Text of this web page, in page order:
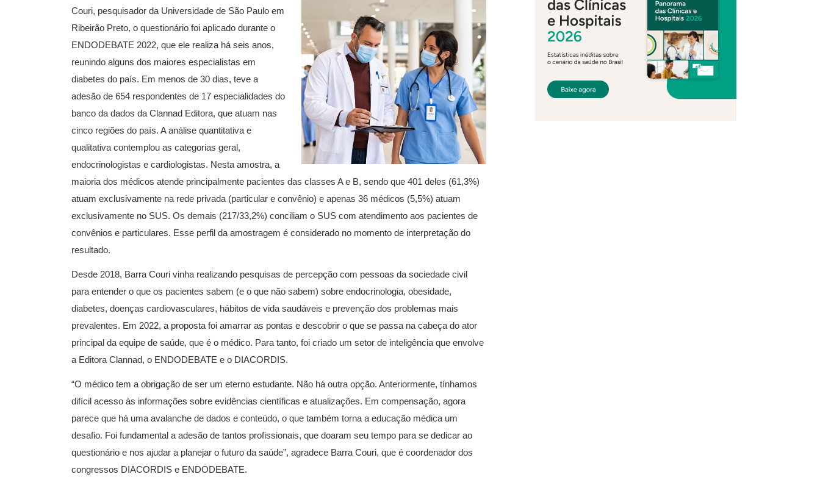
Couri, pesquisador da Universidade de São Paulo em
Ribeirão Preto, o questionário foi aplicado durante o
ENDODEBATE 2022, que ele realiza há seis anos,
reunindo alguns dos maiores especialistas em
diabetes do país. Em menos de 30 dias, teve a
adesão de 654 respondentes de 17 especialidades do
banco da dados da Clannad Editora, que atuam nas
cinco regiões do país. A análise quantitativa e
qualitativa contemplou as categorias geral,
endocrinologistas e cardiologistas. Nesta amostra, a
maioria dos médicos atende principalmente pacientes das classes A e B, sendo que 401 deles (61,3%)
atuam exclusivamente na rede privada (particular e convênio) e apenas 36 médicos (5,5%) atuam
exclusivamente no SUS. Os demais (217/33,2%) conciliam o SUS com atendimento aos pacientes de
convênios e particulares. Esse perfil da amostragem é considerado no momento de interpretação do
resultado.
Desde 2018, Barra Couri vinha realizando pesquisas de percepção com pessoas da sociedade civil
para entender o que os pacientes sabem (e o que não sabem) sobre endocrinologia, obesidade,
diabetes, doenças cardiovasculares, hábitos de vida saudáveis e prevenção dos problemas mais
prevalentes. Em 2022, a proposta foi amarrar as pontas e descobrir o que se passa na cabeça do ator
principal da equipe de saúde, que é o médico. Para tanto, foi criado um setor de inteligência que envolve
a Editora Clannad, o ENDODEBATE e o DIACORDIS.
“O médico tem a obrigação de ser um eterno estudante. Não há outra opção. Anteriormente, tínhamos
difícil acesso às informações sobre evidências científicas e atualizações. Em compensação, agora
parece que há uma avalanche de dados e conteúdo, o que também torna a educação médica um
desafio. Foi fundamental a adesão de tantos profissionais, que doaram seu tempo para se dedicar ao
questionário e nos ajudar a planejar o futuro da saúde”, agradece Barra Couri, que é coordenador dos
congressos DIACORDIS e ENDODEBATE.